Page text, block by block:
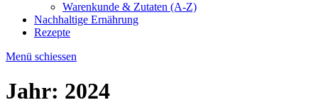
Warenkunde & Zutaten (A-Z)
Nachhaltige Ernährung
Rezepte
Menü schiessen
Jahr: 2024